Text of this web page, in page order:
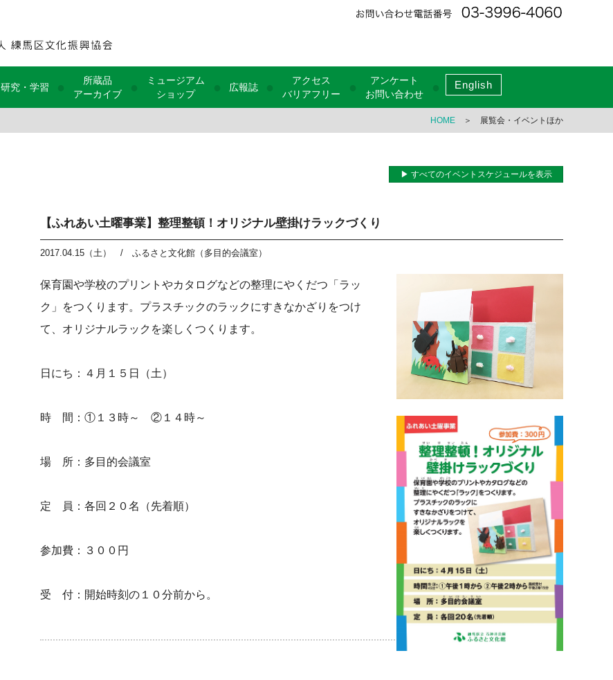
研究・学習
所蔵品
アーカイブ
ミュージアム
ショップ
広報誌
アクセス
バリアフリー
アンケート
お問い合わせ
English
HOME ＞ 展覧会・イベントほか
▶ すべてのイベントスケジュールを表示
【ふれあい土曜事業】整理整頓！オリジナル壁掛けラックづくり
2017.04.15（土） / ふるさと文化館（多目的会議室）
保育園や学校のプリントやカタログなどの整理にやくだつ「ラッ
ク」をつくります。プラスチックのラックにすきなかざりをつけ
て、オリジナルラックを楽しくつくります。
日にち：４月１５日（土）
時 間：①１３時～ ②１４時～
場 所：多目的会議室
定 員：各回２０名（先着順）
参加費：３００円
受 付：開始時刻の１０分前から。